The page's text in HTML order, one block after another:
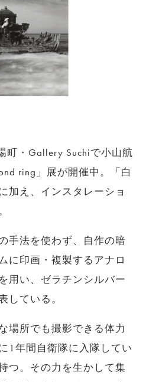
町・Gallery Suchiで小山航
ring」展が開催中。「白
加え、インスタレーショ
手法を使わず、自作の暗
に印画・複製するアナロ
用い、ゼラチンシルバー
している。
場所でも撮影できる体力
1年間自衛隊に入隊してい
つ。その力を生かして集